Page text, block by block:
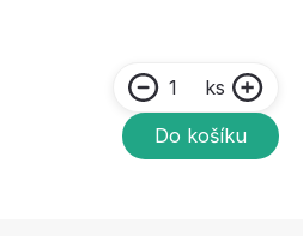
ks
Do košíku